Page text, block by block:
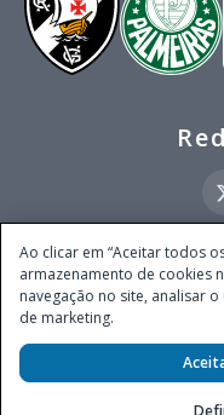
Este site é operado pela
endereço na Avenida
Município de São Paulo, Estado
autorizada a operar apostas
Secretaria de Prêmios e
247, de
Ao clicar em “Aceitar todos
armazenamento de cookies
navegação no site, analisar
de marketing.